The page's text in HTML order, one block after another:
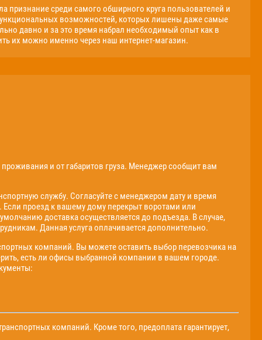
признание среди самого обширного круга пользователей и
возможностей, которых лишены даже самые
давно и за это время набрал необходимый опыт как в
их можно именно через наш интернет-магазин.
и от габаритов груза. Менеджер сообщит вам
службу. Согласуйте с менеджером дату и время
проезд к вашему дому перекрыт воротами или
доставка осуществляется до подъезда. В случае,
Данная услуга оплачивается дополнительно.
компаний. Вы можете оставить выбор перевозчика на
есть ли офисы выбранной компании в вашем городе.
компаний. Кроме того, предоплата гарантирует,